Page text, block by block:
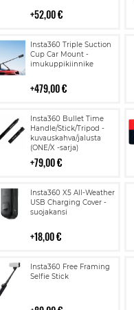
52,00 €
Insta360 Triple Suction
Cup Car Mount -
imukuppikiinnike
479,00 €
Lisää
ostoskoriin
Insta360 Bullet Time
Handle/Stick/Tripod -
kuvauskahva/jalusta
(ONE/X -sarja)
79,00 €
Lisää
ostoskoriin
Insta360 X5 All-Weather
USB Charging Cover -
suojakansi
18,00 €
Lisää
ostoskoriin
Insta360 Free Framing
Selfie Stick
Lisää
ostoskoriin